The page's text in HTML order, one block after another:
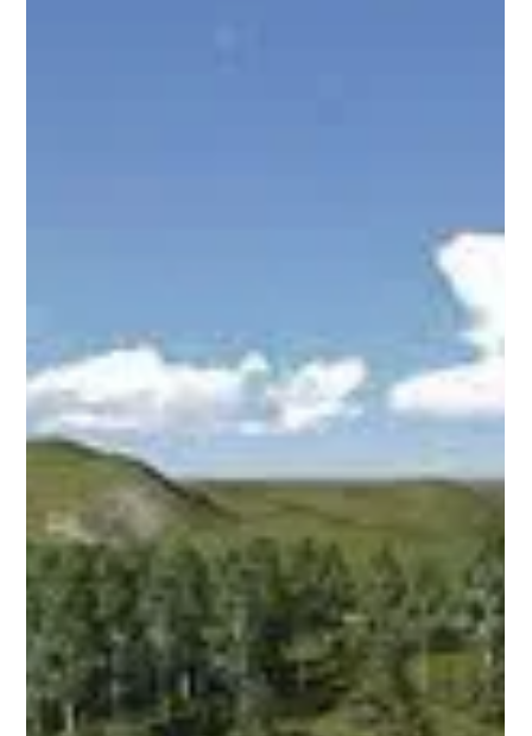
31 thg 12, 2025
Đức Long Gia Lai thoái vốn BOT Đăk
Nông, dồn lực cho năng lượng tái tạo
và cao tốc
Giá chuyển nhượng được xác định ở mức 30.000 đồng/cổ
phần. Giao dịch hoàn tất sẽ giúp DLG thu về một lượng tiền
mặt lớn, đồng thời chấm dứt tư cách cổ đông chi phối tại
doanh nghiệp BOT này.